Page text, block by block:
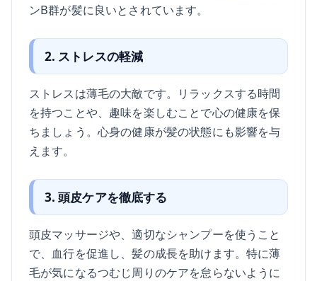
ンB群が髪に良いとされています。
2. ストレスの軽減
ストレスは薄毛の大敵です。リラックスする時間
を持つことや、趣味を楽しむことで心の健康を保
ちましょう。心身の健康が髪の状態にも影響を与
えます。
3. 頭皮ケアを徹底する
頭皮マッサージや、適切なシャンプーを使うこと
で、血行を促進し、髪の成長を助けます。特に薄
毛が気になるつむじ周りのケアを怠らないように